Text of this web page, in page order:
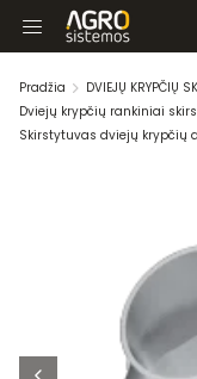
Pradžia
DVIEJŲ KRYPČIŲ
Dviejų krypčių rankiniai
Skirstytuvas dviejų krypčių